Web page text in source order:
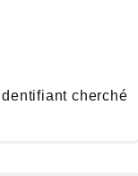
cherché